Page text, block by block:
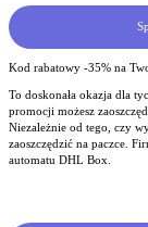
Kod rabatowy -35% na
To doskonała okazja dla
promocji możesz
Niezależnie od tego, czy
zaoszczędzić na paczce.
automatu DHL Box.